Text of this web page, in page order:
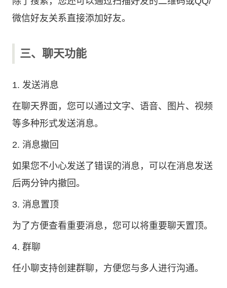
微信好友关系直接添加好友。
三、聊天功能
1. 发送消息
在聊天界面，您可以通过文字、语音、图片、视频
等多种形式发送消息。
2. 消息撤回
如果您不小心发送了错误的消息，可以在消息发送
后两分钟内撤回。
3. 消息置顶
为了方便查看重要消息，您可以将重要聊天置顶。
4. 群聊
任小聊支持创建群聊，方便您与多人进行沟通。